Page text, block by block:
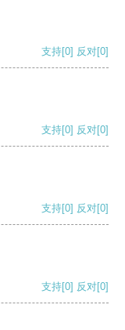
支持[0] 反对[0]
支持[0] 反对[0]
支持[0] 反对[0]
支持[0] 反对[0]